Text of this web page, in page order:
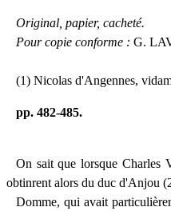
Original, papier, cacheté.
Pourcopie conforme : G. L
(1) Nicolas d'Angennes,
pp. 482-485.
On sait que lorsque Charles
obtinrent alors du duc d'Anjou
Domme, qui avait